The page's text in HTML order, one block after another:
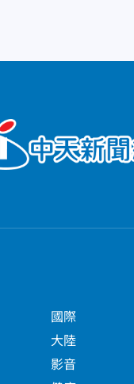
國際
大陸
影音